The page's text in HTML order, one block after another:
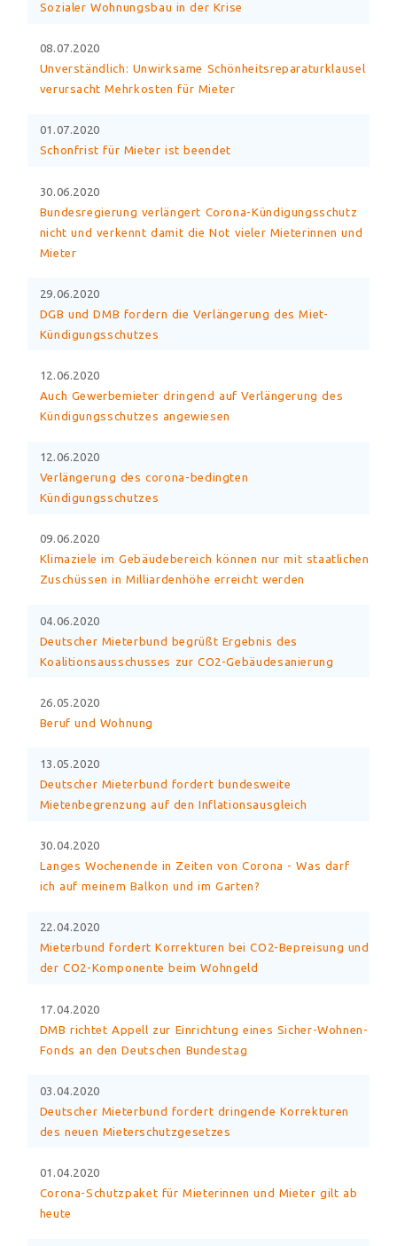
Sozialer Wohnungsbau in der Krise
08.07.2020
Unverständlich: Unwirksame Schönheitsreparaturklausel
verursacht Mehrkosten für Mieter
01.07.2020
Schonfrist für Mieter ist beendet
30.06.2020
Bundesregierung verlängert Corona-Kündigungsschutz
nicht und verkennt damit die Not vieler Mieterinnen und
Mieter
29.06.2020
DGB und DMB fordern die Verlängerung des Miet-
Kündigungsschutzes
12.06.2020
Auch Gewerbemieter dringend auf Verlängerung des
Kündigungsschutzes angewiesen
12.06.2020
Verlängerung des corona-bedingten
Kündigungsschutzes
09.06.2020
Klimaziele im Gebäudebereich können nur mit staatlichen
Zuschüssen in Milliardenhöhe erreicht werden
04.06.2020
Deutscher Mieterbund begrüßt Ergebnis des
Koalitionsausschusses zur CO2-Gebäudesanierung
26.05.2020
Beruf und Wohnung
13.05.2020
Deutscher Mieterbund fordert bundesweite
Mietenbegrenzung auf den Inflationsausgleich
30.04.2020
Langes Wochenende in Zeiten von Corona - Was darf
ich auf meinem Balkon und im Garten?
22.04.2020
Mieterbund fordert Korrekturen bei CO2-Bepreisung und
der CO2-Komponente beim Wohngeld
17.04.2020
DMB richtet Appell zur Einrichtung eines Sicher-Wohnen-
Fonds an den Deutschen Bundestag
03.04.2020
Deutscher Mieterbund fordert dringende Korrekturen
des neuen Mieterschutzgesetzes
01.04.2020
Corona-Schutzpaket für Mieterinnen und Mieter gilt ab
heute